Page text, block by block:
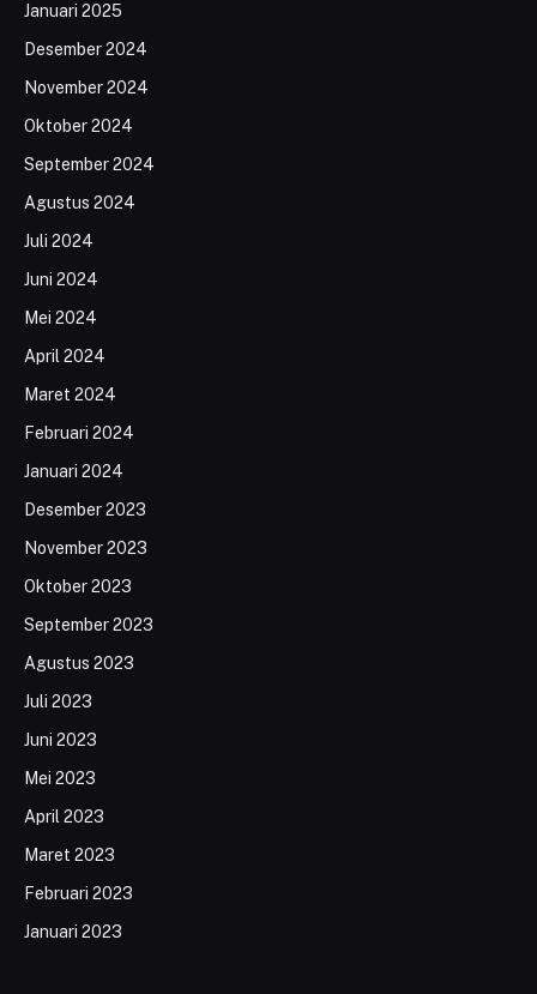
Januari 2025
Desember 2024
November 2024
Oktober 2024
September 2024
Agustus 2024
Juli 2024
Juni 2024
Mei 2024
April 2024
Maret 2024
Februari 2024
Januari 2024
Desember 2023
November 2023
Oktober 2023
September 2023
Agustus 2023
Juli 2023
Juni 2023
Mei 2023
April 2023
Maret 2023
Februari 2023
Januari 2023